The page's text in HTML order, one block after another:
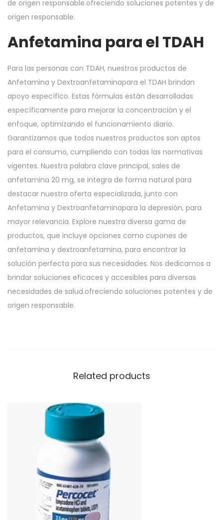
de origen responsable.ofreciendo soluciones potentes y de
origen responsable.
Anfetamina para el TDAH
Para las personas con TDAH, nuestros productos de
Anfetamina y Dextroanfetaminapara el TDAH brindan
apoyo específico. Estas fórmulas están desarrolladas
específicamente para mejorar la concentración y el
enfoque, optimizando el funcionamiento diario.
Garantizamos que todos nuestros productos son aptos
para el consumo, cumpliendo con todas las normativas
vigentes. Nuestra palabra clave principal, sales de
anfetamina 20 mg, se integra de forma natural para
destacar nuestra oferta especializada, junto con
Anfetamina y Dextroanfetaminapara la depresión, para
mayor relevancia. Explore nuestra diversa gama de
productos, que incluye opciones como cupones de
anfetamina y dextroanfetamina, para encontrar la
solución perfecta para sus necesidades. Nos dedicamos a
brindar soluciones eficaces y accesibles para diversas
necesidades de salud.ofreciendo soluciones potentes y de
origen responsable.
Related products